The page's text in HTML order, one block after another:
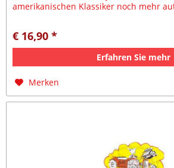
amerikanischen Klassiker noch mehr
€ 16,90 *
Erfahren Sie mehr
Merken